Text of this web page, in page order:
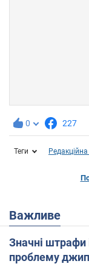
0 227
Теги Редакційна
Важливе
Значні штрафи
проблему